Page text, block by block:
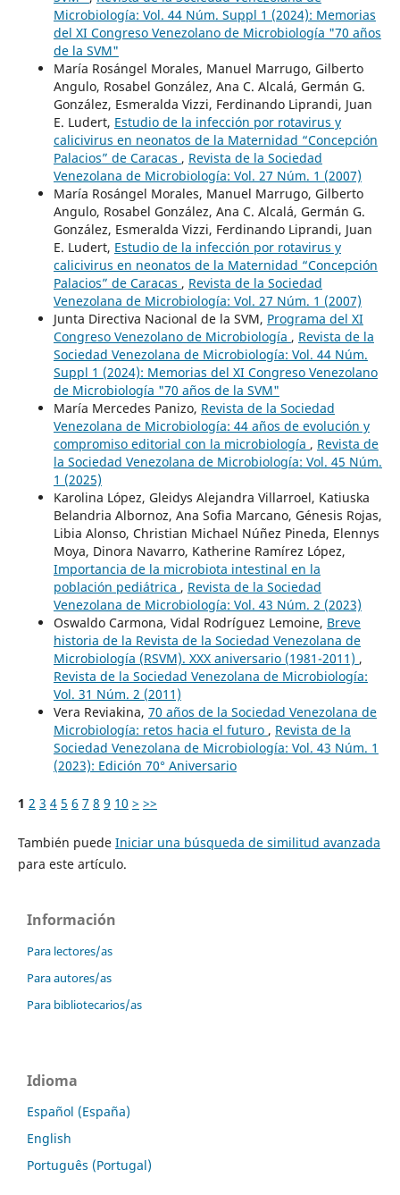
Microbiología: Vol. 44 Núm. Suppl 1 (2024): Memorias
del XI Congreso Venezolano de Microbiología "70 años
de la SVM"
María Rosángel Morales, Manuel Marrugo, Gilberto
Angulo, Rosabel González, Ana C. Alcalá, Germán G.
González, Esmeralda Vizzi, Ferdinando Liprandi, Juan
E. Ludert, Estudio de la infección por rotavirus y
calicivirus en neonatos de la Maternidad “Concepción
Palacios” de Caracas , Revista de la Sociedad
Venezolana de Microbiología: Vol. 27 Núm. 1 (2007)
María Rosángel Morales, Manuel Marrugo, Gilberto
Angulo, Rosabel González, Ana C. Alcalá, Germán G.
González, Esmeralda Vizzi, Ferdinando Liprandi, Juan
E. Ludert, Estudio de la infección por rotavirus y
calicivirus en neonatos de la Maternidad “Concepción
Palacios” de Caracas , Revista de la Sociedad
Venezolana de Microbiología: Vol. 27 Núm. 1 (2007)
Junta Directiva Nacional de la SVM, Programa del XI
Congreso Venezolano de Microbiología , Revista de la
Sociedad Venezolana de Microbiología: Vol. 44 Núm.
Suppl 1 (2024): Memorias del XI Congreso Venezolano
de Microbiología "70 años de la SVM"
María Mercedes Panizo, Revista de la Sociedad
Venezolana de Microbiología: 44 años de evolución y
compromiso editorial con la microbiología , Revista de
la Sociedad Venezolana de Microbiología: Vol. 45 Núm.
1 (2025)
Karolina López, Gleidys Alejandra Villarroel, Katiuska
Belandria Albornoz, Ana Sofia Marcano, Génesis Rojas,
Libia Alonso, Christian Michael Núñez Pineda, Elennys
Moya, Dinora Navarro, Katherine Ramírez López,
Importancia de la microbiota intestinal en la
población pediátrica , Revista de la Sociedad
Venezolana de Microbiología: Vol. 43 Núm. 2 (2023)
Oswaldo Carmona, Vidal Rodríguez Lemoine, Breve
historia de la Revista de la Sociedad Venezolana de
Microbiología (RSVM). XXX aniversario (1981-2011) ,
Revista de la Sociedad Venezolana de Microbiología:
Vol. 31 Núm. 2 (2011)
Vera Reviakina, 70 años de la Sociedad Venezolana de
Microbiología: retos hacia el futuro , Revista de la
Sociedad Venezolana de Microbiología: Vol. 43 Núm. 1
(2023): Edición 70° Aniversario
1 2 3 4 5 6 7 8 9 10 > >>
También puede Iniciar una búsqueda de similitud avanzada
para este artículo.
Información
Para lectores/as
Para autores/as
Para bibliotecarios/as
Idioma
Español (España)
English
Português (Portugal)